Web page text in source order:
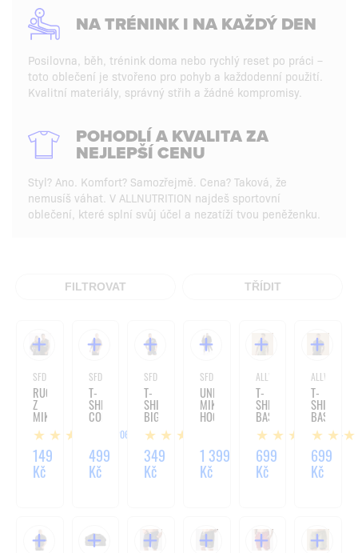
NA TRÉNINK I NA KAŽDÝ DEN
Posilovna, běh, trénink doma nebo rychlý reset po práci –
toto oblečení je stvořeno pro pohyb a každodenní použití.
Kvalitní materiály, správný střih a žádné kompromisy.
POHODLÍ A KVALITA ZA
NEJLEPŠÍ CENU
Styl? Ano. Komfort? Samozřejmě. Cena? Taková, že
nemusíš váhat. V ALLNUTRITION najdeš sportovní
oblečení, které splní svůj účel a nezatíží tvou peněženku.
FILTROVAT TŘÍDIT
SFD WEAR
RUČNÍK
Z
MIKROVLÁKNA
206
149
Kč
SFD WEAR
T-
SHIRT
CORE
OVERSIZE
499
Kč
SFD WEAR
T-
SHIRT
BIG
LOGO
BLACK
349
Kč
SFD WEAR
UNISEX
MIKINA
HOODIE
BLACK
1 399
Kč
ALLWEAR
T-
SHIRT
BASIC
OLIVE 4
699
Kč
ALLWEAR
T-
SHIRT
BASIC
BLACK
699
Kč